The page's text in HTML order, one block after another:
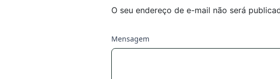
O seu endereço de e-mail não será
Mensagem